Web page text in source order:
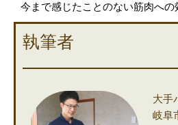
今まで感じたことのない筋肉への
執筆者
大手
岐阜